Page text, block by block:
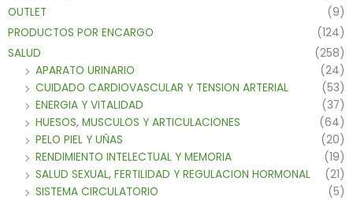
OUTLET
(9)
PRODUCTOS POR ENCARGO
(124)
SALUD
(258)
APARATO URINARIO
(24)
CUIDADO CARDIOVASCULAR Y TENSION ARTERIAL
(53)
ENERGIA Y VITALIDAD
(37)
HUESOS, MUSCULOS Y ARTICULACIONES
(64)
PELO PIEL Y UÑAS
(20)
RENDIMIENTO INTELECTUAL Y MEMORIA
(19)
SALUD SEXUAL, FERTILIDAD Y REGULACION HORMONAL
(21)
SISTEMA CIRCULATORIO
(5)